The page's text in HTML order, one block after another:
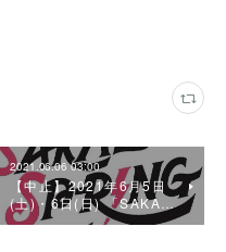
2021.06.06 03:00
【中止】2021年6月5日
(土)・6日(日) 「SAKA…